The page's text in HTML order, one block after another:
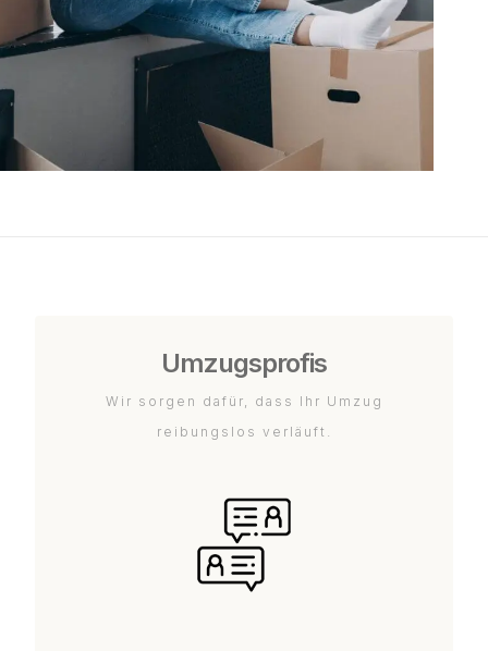
Umzugsprofis
Wir sorgen dafür, dass Ihr Umzug
reibungslos verläuft.